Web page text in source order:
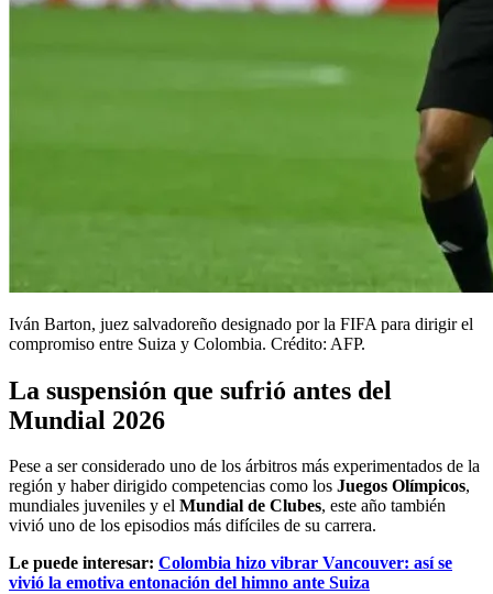
Iván Barton, juez salvadoreño designado por la FIFA para dirigir el
compromiso entre Suiza y Colombia. Crédito: AFP.
La suspensión que sufrió antes del
Mundial 2026
Pese a ser considerado uno de los árbitros más experimentados de la
región y haber dirigido competencias como los Juegos Olímpicos,
mundiales juveniles y el Mundial de Clubes, este año también
vivió uno de los episodios más difíciles de su carrera.
Le puede interesar: Colombia hizo vibrar Vancouver: así se
vivió la emotiva entonación del himno ante Suiza